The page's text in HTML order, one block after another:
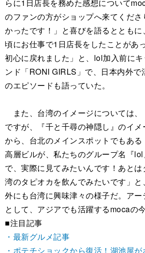
らに1日店長を務めた感想について
のファンの方がショップへ来てくださ
かったです！」と喜びを語るととも
頃にお仕事で1日店長をしたことがあ
初心に戻れました」と、lol加入前に
ンド「RONI GIRLS」で、日本内外で
のエピソードも語っていた。
また、台湾のイメージについては、
ですが、『千と千尋の神隠し』のイ
から、台北のメインスポットでもある
高層ビルが、私たちのグループ名『
で、実際に見てみたいんです！あとは
湾のタピオカを飲んでみたいです」
外にも台湾に興味津々の様子だ。ア
として、アジアでも活躍するmocaの
■注目記事
・最新グルメ記事
・ポテチショックから復活！湖池屋